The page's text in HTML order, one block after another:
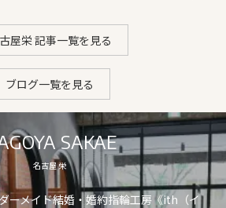
屋栄 記事一覧を見る
ブログ一覧を見る
SAKAE
名古屋 栄
ーメイド結婚・婚約指輪工房《ith（イ